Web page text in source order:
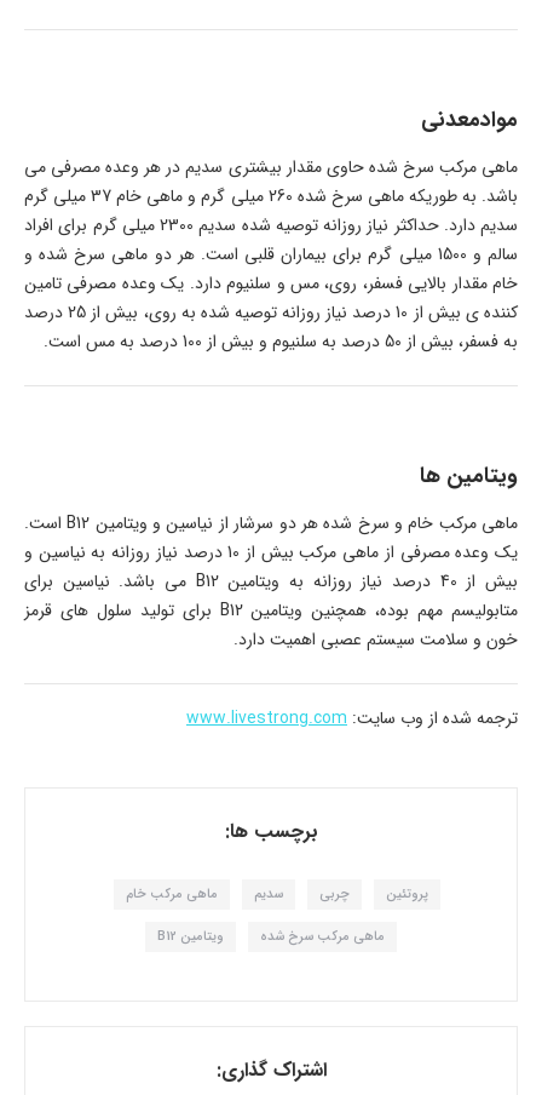
موادمعدنی
ماهی مرکب سرخ شده حاوی مقدار بیشتری سدیم در هر وعده مصرفی می
باشد. به طوریکه ماهی سرخ شده 260 میلی گرم و ماهی خام 37 میلی گرم
سدیم دارد. حداکثر نیاز روزانه توصیه شده سدیم 2300 میلی گرم برای افراد
سالم و 1500 میلی گرم برای بیماران قلبی است. هر دو ماهی سرخ شده و
خام مقدار بالایی فسفر، روی، مس و سلنیوم دارد. یک وعده مصرفی تامین
کننده ی بیش از 10 درصد نیاز روزانه توصیه شده به روی، بیش از 25 درصد
به فسفر، بیش از 50 درصد به سلنیوم و بیش از 100 درصد به مس است.
ویتامین ها
ماهی مرکب خام و سرخ شده هر دو سرشار از نیاسین و ویتامین B12 است.
یک وعده مصرفی از ماهی مرکب بیش از 10 درصد نیاز روزانه به نیاسین و
بیش از 40 درصد نیاز روزانه به ویتامین B12 می باشد. نیاسین برای
متابولیسم مهم بوده، همچنین ویتامین B12 برای تولید سلول های قرمز
خون و سلامت سیستم عصبی اهمیت دارد.
ترجمه شده از وب سایت: www.livestrong.com
برچسب ها:
پروتئین چربی سدیم ماهی مرکب خام
ماهی مرکب سرخ شده ویتامین B12
اشتراک گذاری: